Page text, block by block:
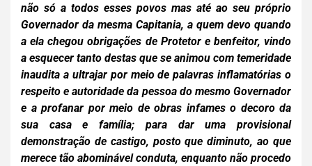
não só a todos esses povos mas até ao seu próprio
Governador da mesma Capitania, a quem devo quando
a ela chegou obrigações de Protetor e benfeitor, vindo
a esquecer tanto destas que se animou com temeridade
inaudita a ultrajar por meio de palavras inflamatórias o
respeito e autoridade da pessoa do mesmo Governador
e a profanar por meio de obras infames o decoro da
sua casa e família; para dar uma provisional
demonstração de castigo, posto que diminuto, ao que
merece tão abominável conduta, enquanto não procedo